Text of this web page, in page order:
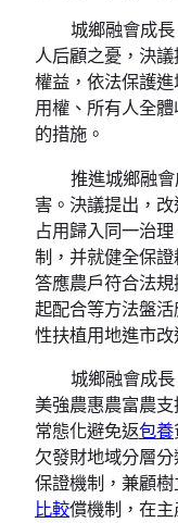
城鄉融會成
人后顧之憂，決
權益，依法保護
用權、所有人全
的措施。
推進城鄉融
害。決議提出，
占用歸入同一治
制，并就健全保
答應農戶符合法
起配合等方法盤
性扶植用地進市
城鄉融會成
美強農惠農富農
常態化避免返包養
欠發財地域分層
保證機制，兼顧
比較償機制，在